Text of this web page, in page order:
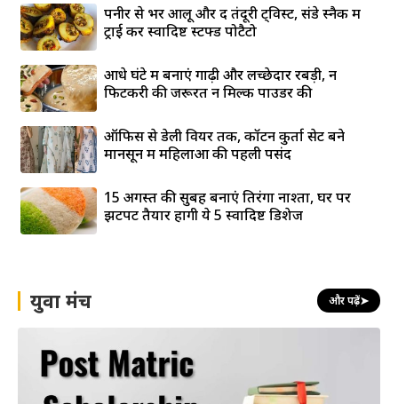
पनीर से भरें आलू और दें तंदूरी ट्विस्ट, संडे स्नैक में
ट्राई करें स्वादिष्ट स्टफ्ड पोटैटो
आधे घंटे में बनाएं गाढ़ी और लच्छेदार रबड़ी, न
फिटकरी की जरूरत न मिल्क पाउडर की
ऑफिस से डेली वियर तक, कॉटन कुर्ता सेट बने
मानसून में महिलाओं की पहली पसंद
15 अगस्त की सुबह बनाएं तिरंगा नाश्ता, घर पर
झटपट तैयार होंगी ये 5 स्वादिष्ट डिशेज
युवा मंच और पढ़ें➤